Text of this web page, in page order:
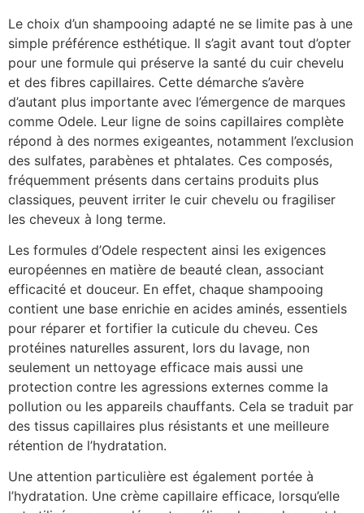
Le choix d’un shampooing adapté ne se limite pas à une
simple préférence esthétique. Il s’agit avant tout d’opter
pour une formule qui préserve la santé du cuir chevelu
et des fibres capillaires. Cette démarche s’avère
d’autant plus importante avec l’émergence de marques
comme Odele. Leur ligne de soins capillaires complète
répond à des normes exigeantes, notamment l’exclusion
des sulfates, parabènes et phtalates. Ces composés,
fréquemment présents dans certains produits plus
classiques, peuvent irriter le cuir chevelu ou fragiliser
les cheveux à long terme.
Les formules d’Odele respectent ainsi les exigences
européennes en matière de beauté clean, associant
efficacité et douceur. En effet, chaque shampooing
contient une base enrichie en acides aminés, essentiels
pour réparer et fortifier la cuticule du cheveu. Ces
protéines naturelles assurent, lors du lavage, non
seulement un nettoyage efficace mais aussi une
protection contre les agressions externes comme la
pollution ou les appareils chauffants. Cela se traduit par
des tissus capillaires plus résistants et une meilleure
rétention de l’hydratation.
Une attention particulière est également portée à
l’hydratation. Une crème capillaire efficace, lorsqu’elle